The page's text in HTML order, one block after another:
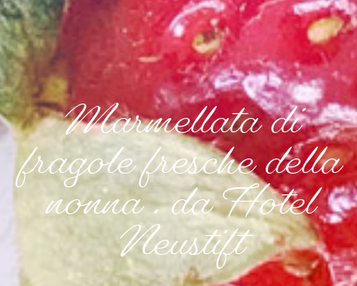
Marmellata di
fragole fresche della
nonna . da Hotel
Neustift